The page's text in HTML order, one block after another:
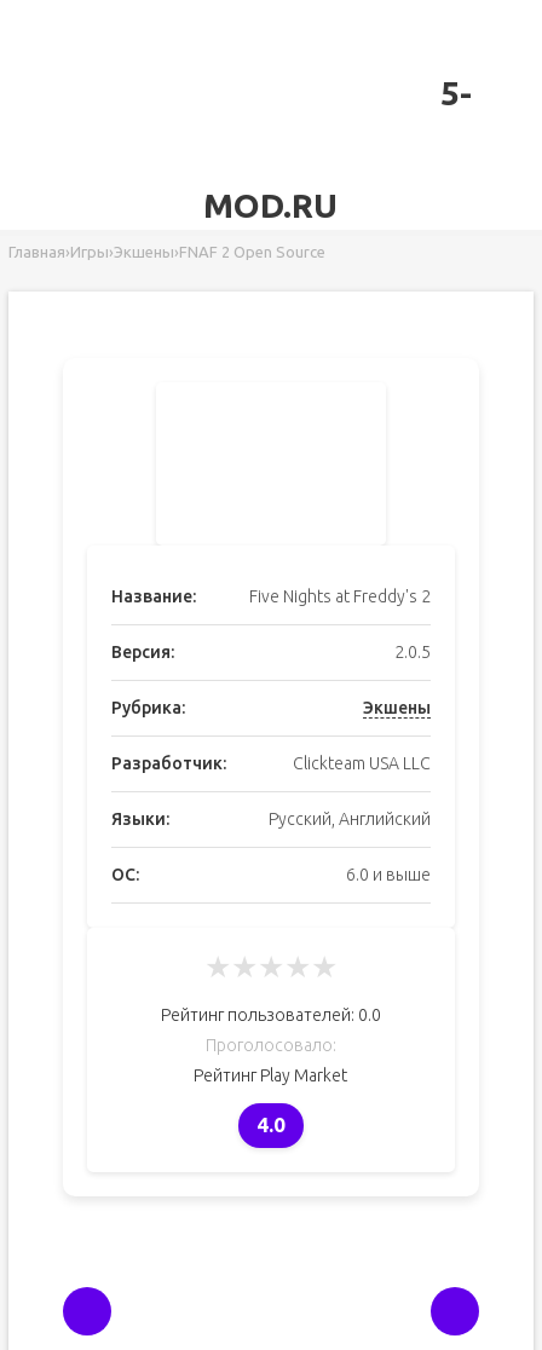
5-
MOD.RU
Главная›Игры›Экшены›FNAF 2 Open Source
Название: Five Nights at Freddy's 2
Версия: 2.0.5
Рубрика: Экшены
Разработчик: Clickteam USA LLC
Языки: Русский, Английский
ОС: 6.0 и выше
★★★★★
Рейтинг пользователей: 0.0
Проголосовало:
Рейтинг Play Market
4.0